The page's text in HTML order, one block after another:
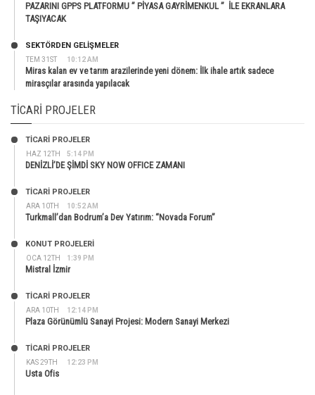
PAZARINI GPPS PLATFORMU ” PİYASA GAYRİMENKUL ” İLE EKRANLARA
TAŞIYACAK
TEM 31ST 10:12 AM
SEKTÖRDEN GELIŞMELER
Miras kalan ev ve tarım arazilerinde yeni dönem: İlk ihale artık sadece
mirasçılar arasında yapılacak
TICARI PROJELER
HAZ 12TH 5:14 PM
TİCARİ PROJELER
DENİZLİ’DE ŞİMDİ SKY NOW OFFICE ZAMANI
ARA 10TH 10:52 AM
TİCARİ PROJELER
Turkmall’dan Bodrum’a Dev Yatırım: “Novada Forum”
OCA 12TH 1:39 PM
KONUT PROJELERI
Mistral İzmir
ARA 10TH 12:14 PM
TİCARİ PROJELER
Plaza Görünümlü Sanayi Projesi: Modern Sanayi Merkezi
KAS 29TH 12:23 PM
TİCARİ PROJELER
Usta Ofis